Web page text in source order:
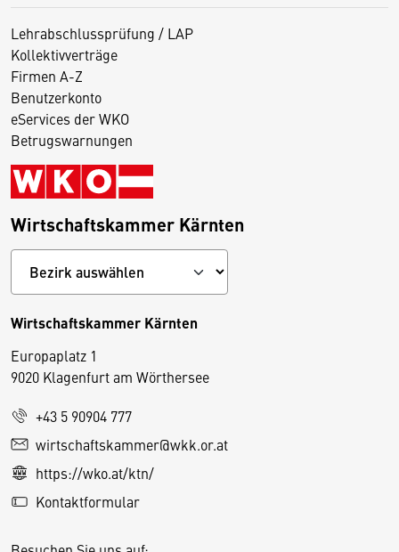
Lehrabschlussprüfung / LAP
Kollektivverträge
Firmen A-Z
Benutzerkonto
eServices der WKO
Betrugswarnungen
Wirtschaftskammer Kärnten
Wirtschaftskammer Kärnten
Europaplatz 1
9020 Klagenfurt am Wörthersee
+43 5 90904 777
wirtschaftskammer@wkk.or.at
https://wko.at/ktn/
Kontaktformular
D
e
s